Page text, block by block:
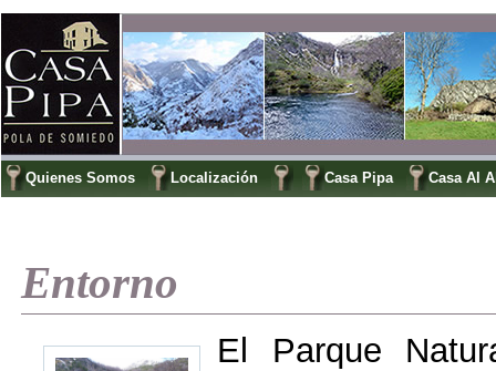
Quienes Somos Localización Casa Pipa Casa Al
Entorno
El Parque